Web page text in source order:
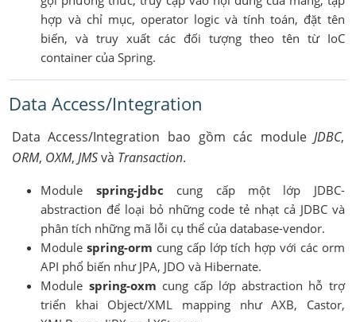
hợp và chỉ mục, operator logic và tính toán, đặt tên
biến, và truy xuất các đối tượng theo tên từ IoC
container của Spring.
Data Access/Integration
Data Access/Integration bao gồm các moduleJDBC,
ORM, OXM, JMSvà Transaction.
Module spring-jdbc cung cấp một lớp JDBC-
abstraction để loại bỏ những code tẻ nhạt cả JDBC và
phân tích những mã lỗi cụ thể của database-vendor.
Modulespring-orm cung cấp lớp tích hợp với các orm
API phổ biến như JPA, JDO và Hibernate.
Module spring-oxm cung cấp lớp abstraction hỗ trợ
triển khai Object/XML mapping như AXB, Castor,